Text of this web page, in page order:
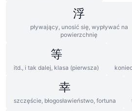
浮
pływający, unosić się, wypływać na
powierzchnię
等
itd., i tak dalej, klasa (pierwsza)
幸
szczęście, błogosławieństwo, fortuna